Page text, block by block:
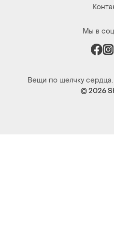
Мы в
Вещи по щелчку
© 2026